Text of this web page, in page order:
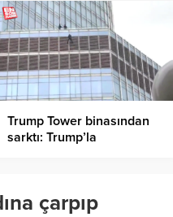
Trump Tower binasından
sarktı: Trump’la
çarpıp